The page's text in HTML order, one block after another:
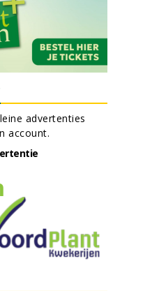
advertenties
account.